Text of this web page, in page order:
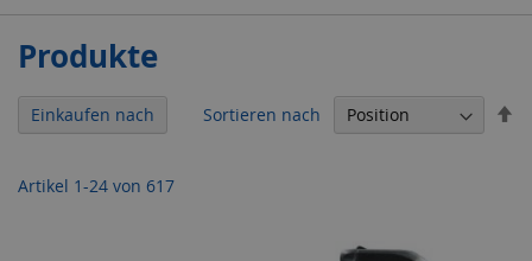
Produkte
Artikel 1-24 von 617
Sortieren nach
Einkaufen nach